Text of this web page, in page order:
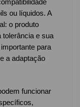
ou líquidos. A
o produto
tolerância e sua
para
a adaptação
funcionar